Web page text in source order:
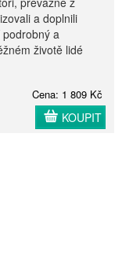
a doplnili
a
životě lidé
Cena: 1 809 Kč
KOUPIT